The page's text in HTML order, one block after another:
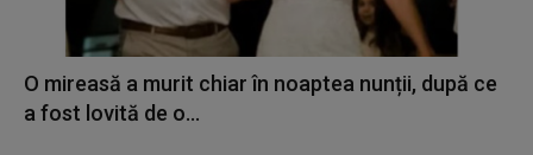
O mireasă a murit chiar în noaptea nunții, după ce
a fost lovită de o...